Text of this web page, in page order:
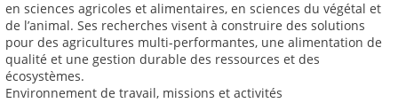
en sciences agricoles et alimentaires, en sciences du végétal et
de l’animal. Ses recherches visent à construire des solutions
pour des agricultures multi-performantes, une alimentation de
qualité et une gestion durable des ressources et des
écosystèmes.
Environnement de travail, missions et activités